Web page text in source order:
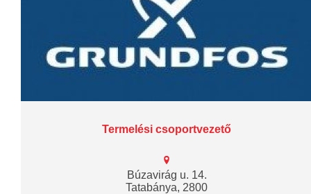
Termelési csoportvezető
Búzavirág u. 14.
Tatabánya, 2800